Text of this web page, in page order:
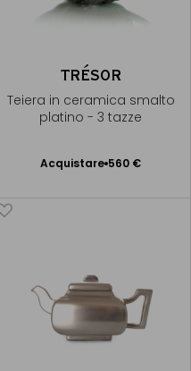
TRÉSOR
Teiera in ceramica smalto
platino - 3 tazze
Acquistare 560 €
Aggiungere